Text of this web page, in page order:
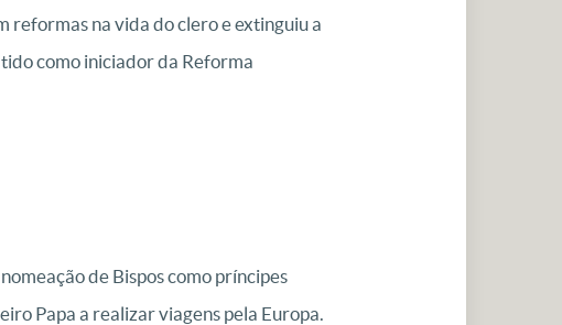
reformas na vida do clero e extinguiu a
tido como iniciador da Reforma
de Bispos como príncipes
Papa a realizar viagens pela Europa.